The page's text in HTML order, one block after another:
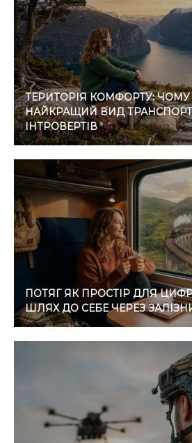
ТЕРИТОРІЯ КОМФОРТУ:
НАЙКРАЩИЙ ВИД
ІНТРОВЕРТІВ
ПОТЯГ ЯК ПРОСТІР ДЛЯ
ШЛЯХ ДО СЕБЕ ЧЕРЕЗ